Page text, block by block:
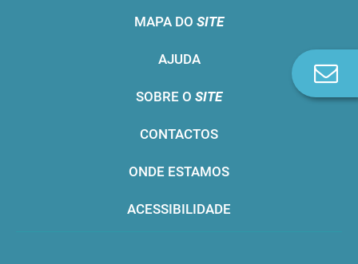
MAPA DO SITE
AJUDA
SOBRE O SITE
CONTACTOS
ONDE ESTAMOS
ACESSIBILIDADE